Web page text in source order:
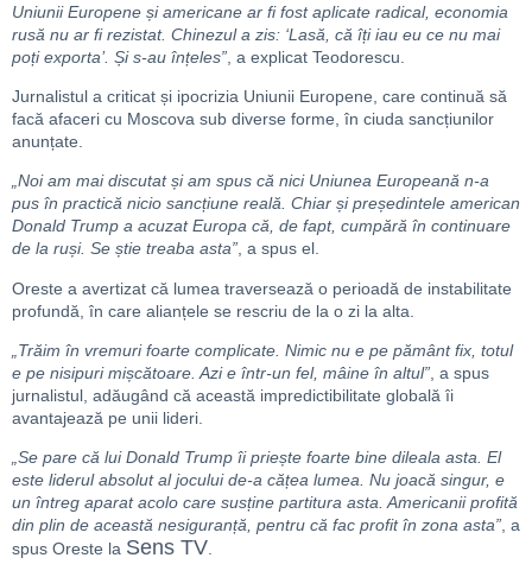
Uniunii Europene și americane ar fi fost aplicate radical, economia
rusă nu ar fi rezistat. Chinezul a zis: ‘Lasă, că îți iau eu ce nu mai
poți exporta’. Și s-au înțeles” , a explicat Teodorescu.
Jurnalistul a criticat și ipocrizia Uniunii Europene, care continuă să
facă afaceri cu Moscova sub diverse forme, în ciuda sancțiunilor
anunțate.
„Noi am mai discutat și am spus că nici Uniunea Europeană n-a
pus în practică nicio sancțiune reală. Chiar și președintele american
Donald Trump a acuzat Europa că, de fapt, cumpără în continuare
de la ruși. Se știe treaba asta”, a spus el.
Oreste a avertizat că lumea traversează o perioadă de instabilitate
profundă, în care alianțele se rescriu de la o zi la alta.
„Trăim în vremuri foarte complicate. Nimic nu e pe pământ fix, totul
e pe nisipuri mișcătoare. Azi e într-un fel, mâine în altul” , a spus
jurnalistul, adăugând că această impredictibilitate globală îi
avantajează pe unii lideri.
„Se pare că lui Donald Trump îi priește foarte bine dileala asta. El
este liderul absolut al jocului de-a cățea lumea. Nu joacă singur, e
un întreg aparat acolo care susține partitura asta. Americanii profită
din plin de această nesiguranță, pentru că fac profit în zona asta”, a
spus Oreste la Sens TV.